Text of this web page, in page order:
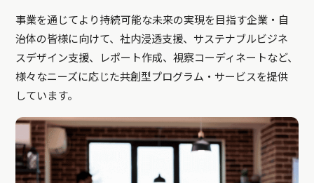
事業を通じてより持続可能な未来の実現を目指す企業・自
治体の皆様に向けて、社内浸透支援、サステナブルビジネ
スデザイン支援、レポート作成、視察コーディネートなど、
様々なニーズに応じた共創型プログラム・サービスを提供
しています。